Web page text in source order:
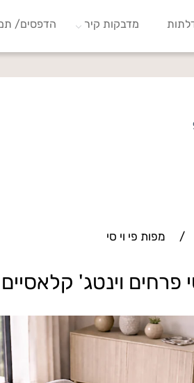
מדבקות קיר הדפסים/
/ מפות פי וי סי
פרחים וינטג' קלאסיים